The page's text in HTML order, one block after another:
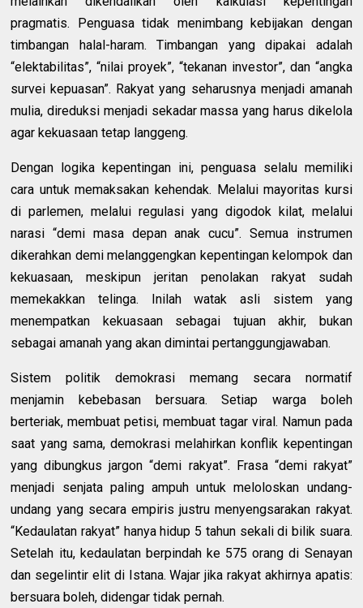
pragmatis. Penguasa tidak menimbang kebijakan dengan
timbangan halal-haram. Timbangan yang dipakai adalah
“elektabilitas”, “nilai proyek”, “tekanan investor”, dan “angka
survei kepuasan”. Rakyat yang seharusnya menjadi amanah
mulia, direduksi menjadi sekadar massa yang harus dikelola
agar kekuasaan tetap langgeng.
Dengan logika kepentingan ini, penguasa selalu memiliki
cara untuk memaksakan kehendak. Melalui mayoritas kursi
di parlemen, melalui regulasi yang digodok kilat, melalui
narasi “demi masa depan anak cucu”. Semua instrumen
dikerahkan demi melanggengkan kepentingan kelompok dan
kekuasaan, meskipun jeritan penolakan rakyat sudah
memekakkan telinga. Inilah watak asli sistem yang
menempatkan kekuasaan sebagai tujuan akhir, bukan
sebagai amanah yang akan dimintai pertanggungjawaban.
Sistem politik demokrasi memang secara normatif
menjamin kebebasan bersuara. Setiap warga boleh
berteriak, membuat petisi, membuat tagar viral. Namun pada
saat yang sama, demokrasi melahirkan konflik kepentingan
yang dibungkus jargon “demi rakyat”. Frasa “demi rakyat”
menjadi senjata paling ampuh untuk meloloskan undang-
undang yang secara empiris justru menyengsarakan rakyat.
“Kedaulatan rakyat” hanya hidup 5 tahun sekali di bilik suara.
Setelah itu, kedaulatan berpindah ke 575 orang di Senayan
dan segelintir elit di Istana. Wajar jika rakyat akhirnya apatis:
bersuara boleh, didengar tidak pernah.